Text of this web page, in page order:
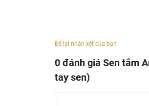
Lớp phủ crom sáng
Để lại nhận xét của bạn
0 đánh giá Sen tắm
tay sen)